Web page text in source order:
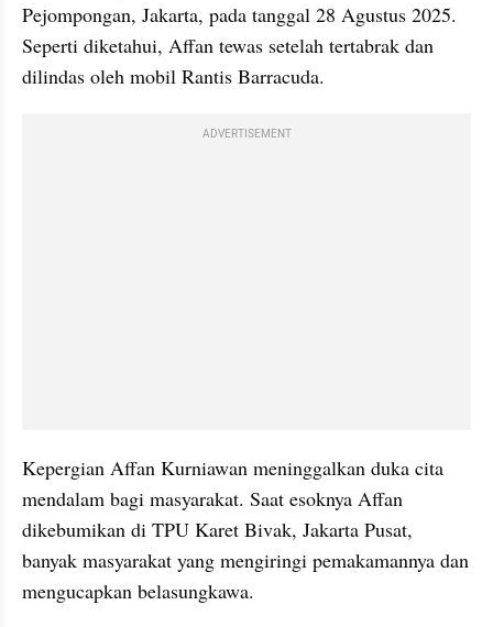
Pejompongan, Jakarta, pada tanggal 28 Agustus 2025.
Seperti diketahui, Affan tewas setelah tertabrak dan
dilindas oleh mobil Rantis Barracuda.
ADVERTISEMENT
Kepergian Affan Kurniawan meninggalkan duka cita
mendalam bagi masyarakat. Saat esoknya Affan
dikebumikan di TPU Karet Bivak, Jakarta Pusat,
banyak masyarakat yang mengiringi pemakamannya dan
mengucapkan belasungkawa.